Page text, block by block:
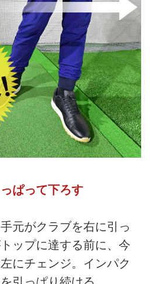
ぱって下ろす
元がクラブを右に引っ
ップに達する前に、今
にチェンジ。インパク